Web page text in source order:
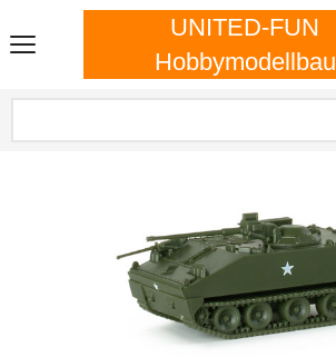
UNITED-FUN
Hobbymodellbau